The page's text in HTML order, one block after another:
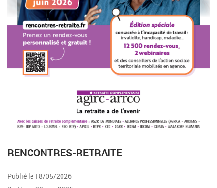
RENCONTRES-RETRAITE
Publié le 18/05/2026